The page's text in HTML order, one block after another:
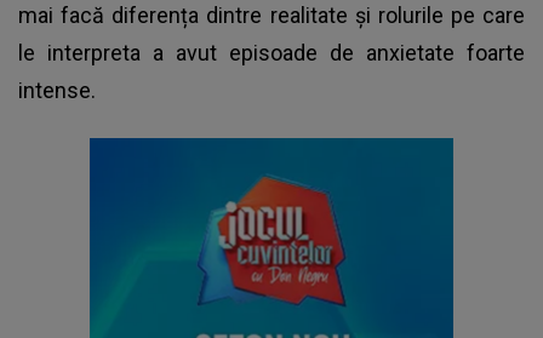
mai facă diferența dintre realitate și rolurile pe care
le interpreta a avut episoade de anxietate foarte
intense.